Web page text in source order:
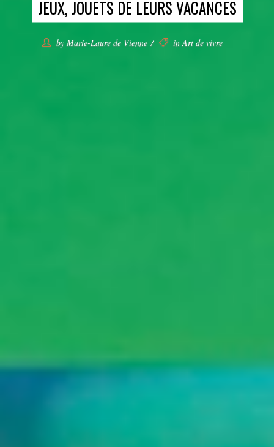
JEUX, JOUETS DE LEURS VACANCES
by Marie-Laure de Vienne in Art de vivre